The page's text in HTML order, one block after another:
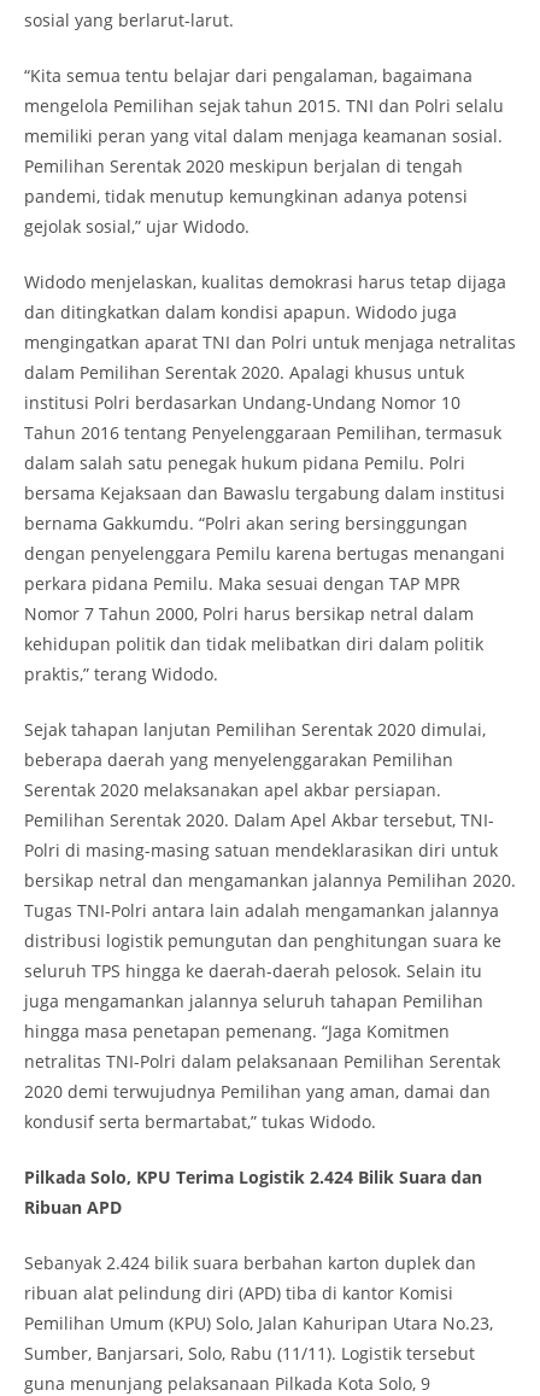
sosial yang berlarut-larut.
“Kita semua tentu belajar dari pengalaman, bagaimana
mengelola Pemilihan sejak tahun 2015. TNI dan Polri selalu
memiliki peran yang vital dalam menjaga keamanan sosial.
Pemilihan Serentak 2020 meskipun berjalan di tengah
pandemi, tidak menutup kemungkinan adanya potensi
gejolak sosial,” ujar Widodo.
Widodo menjelaskan, kualitas demokrasi harus tetap dijaga
dan ditingkatkan dalam kondisi apapun. Widodo juga
mengingatkan aparat TNI dan Polri untuk menjaga netralitas
dalam Pemilihan Serentak 2020. Apalagi khusus untuk
institusi Polri berdasarkan Undang-Undang Nomor 10
Tahun 2016 tentang Penyelenggaraan Pemilihan, termasuk
dalam salah satu penegak hukum pidana Pemilu. Polri
bersama Kejaksaan dan Bawaslu tergabung dalam institusi
bernama Gakkumdu. “Polri akan sering bersinggungan
dengan penyelenggara Pemilu karena bertugas menangani
perkara pidana Pemilu. Maka sesuai dengan TAP MPR
Nomor 7 Tahun 2000, Polri harus bersikap netral dalam
kehidupan politik dan tidak melibatkan diri dalam politik
praktis,” terang Widodo.
Sejak tahapan lanjutan Pemilihan Serentak 2020 dimulai,
beberapa daerah yang menyelenggarakan Pemilihan
Serentak 2020 melaksanakan apel akbar persiapan.
Pemilihan Serentak 2020. Dalam Apel Akbar tersebut, TNI-
Polri di masing-masing satuan mendeklarasikan diri untuk
bersikap netral dan mengamankan jalannya Pemilihan 2020.
Tugas TNI-Polri antara lain adalah mengamankan jalannya
distribusi logistik pemungutan dan penghitungan suara ke
seluruh TPS hingga ke daerah-daerah pelosok. Selain itu
juga mengamankan jalannya seluruh tahapan Pemilihan
hingga masa penetapan pemenang. “Jaga Komitmen
netralitas TNI-Polri dalam pelaksanaan Pemilihan Serentak
2020 demi terwujudnya Pemilihan yang aman, damai dan
kondusif serta bermartabat,” tukas Widodo.
Pilkada Solo, KPU Terima Logistik 2.424 Bilik Suara dan
Ribuan APD
Sebanyak 2.424 bilik suara berbahan karton duplek dan
ribuan alat pelindung diri (APD) tiba di kantor Komisi
Pemilihan Umum (KPU) Solo, Jalan Kahuripan Utara No.23,
Sumber, Banjarsari, Solo, Rabu (11/11). Logistik tersebut
guna menunjang pelaksanaan Pilkada Kota Solo, 9